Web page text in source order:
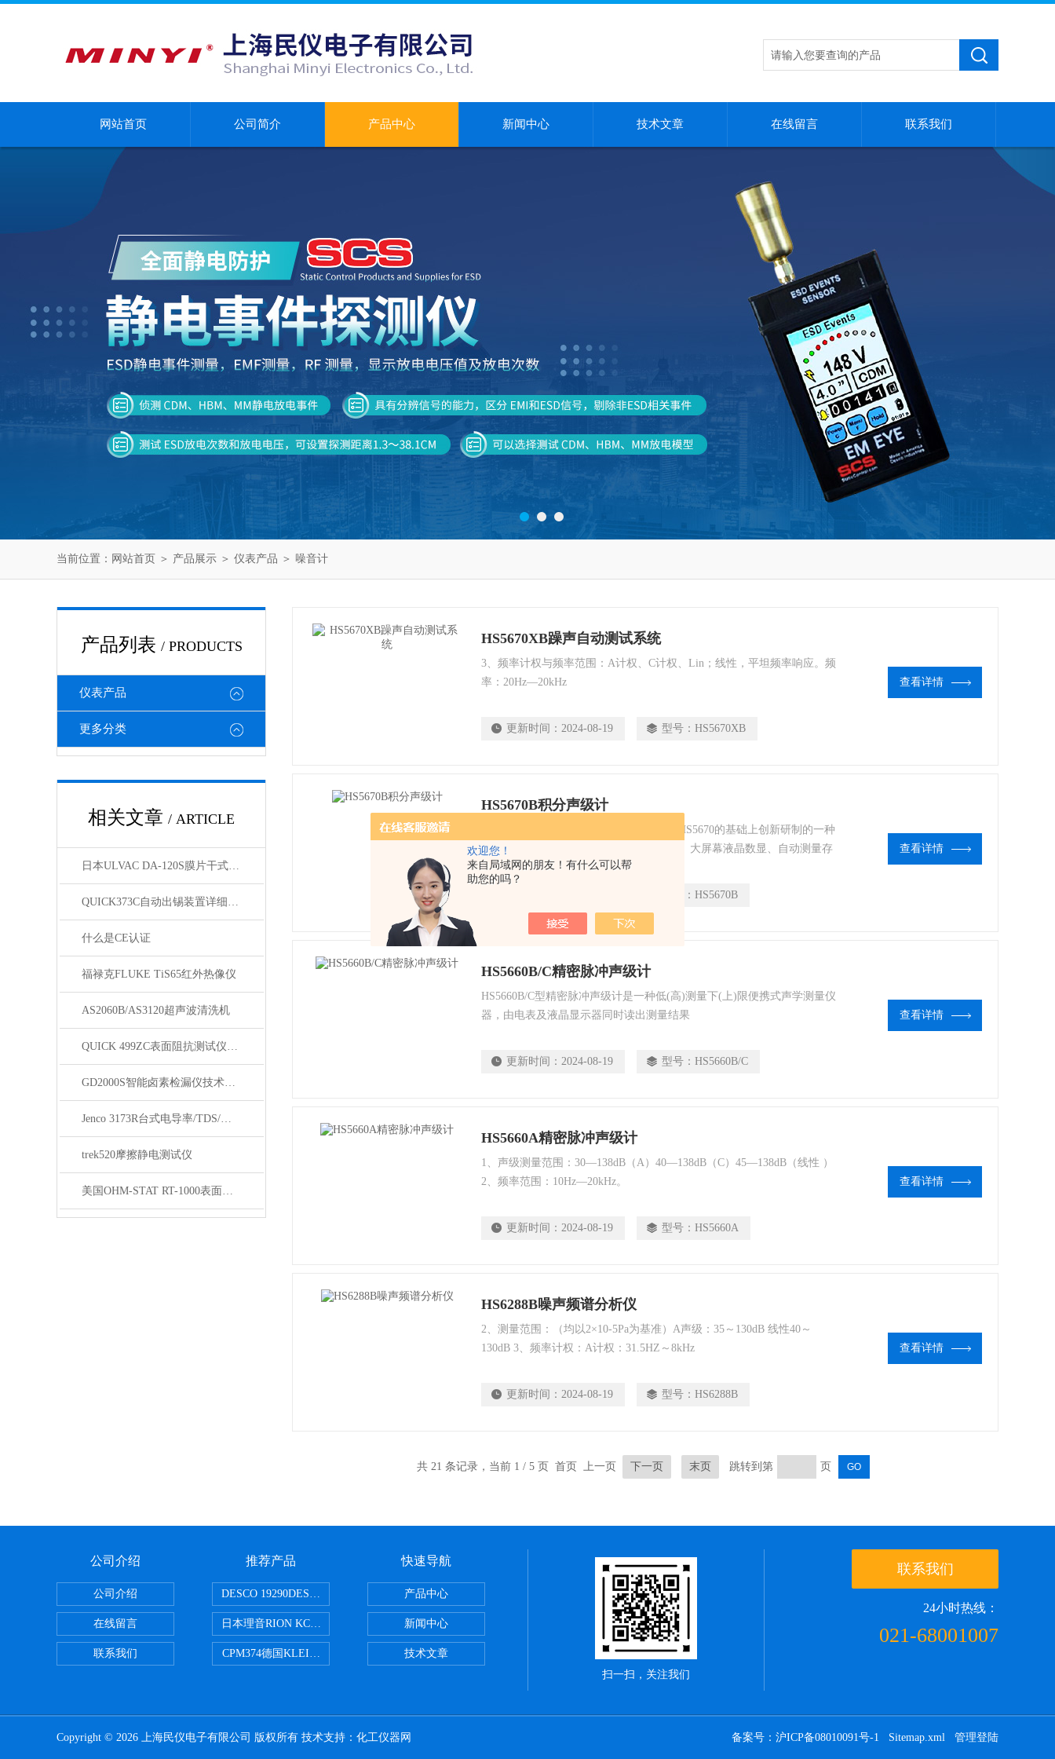
欢迎您！
来自局域网的朋友！有什么可以帮
助您的吗？
网站首页 公司简介 产品中心 新闻中心 技术文章 在线留言 联系我们
当前位置： 网站首页 ＞ 产品展示 ＞ 仪表产品 ＞ 噪音计
产品列表 / PRODUCTS
仪表产品
更多分类
相关文章 / ARTICLE
日本ULVAC DA-120S膜片干式真空泵技术资料
QUICK373C自动出锡装置详细参数
什么是CE认证
福禄克FLUKE TiS65红外热像仪
AS2060B/AS3120超声波清洗机
QUICK 499ZC表面阻抗测试仪技术参数
GD2000S智能卤素检漏仪技术资料
Jenco 3173R台式电导率/TDS/盐度测试仪
trek520摩擦静电测试仪
美国OHM-STAT RT-1000表面电阻测量仪技术参数
HS5670XB躁声自动测试系统
3、频率计权与频率范围：A计权、C计权、Lin；线性，平坦频率响应。频
率：20Hz—20kHz
更新时间： 2024-08-19 型号： HS5670XB
查看详情
HS5670B积分声级计
HS5670B型积分声级计是在我厂主导产品HS5670的基础上创新研制的一种
精密声学测量仪器，具有量程动态范围大、大屏幕液晶数显、自动测量存
储各种数据等特点，外接滤波器能自动进行1/3及1/1频谱分析，通过
RS232C串口
型号： HS5670B
查看详情
HS5660B/C精密脉冲声级计
HS5660B/C型精密脉冲声级计是一种低(高)测量下(上)限便携式声学测量仪
器，由电表及液晶显示器同时读出测量结果
更新时间： 2024-08-19 型号： HS5660B/C
查看详情
HS5660A精密脉冲声级计
1、声级测量范围：30—138dB（A）40—138dB（C）45—138dB（线性 ）
2、频率范围：10Hz—20kHz。
更新时间： 2024-08-19 型号： HS5660A
查看详情
HS6288B噪声频谱分析仪
2、测量范围：（均以2×10-5Pa为基准）A声级：35～130dB 线性40～
130dB 3、频率计权：A计权：31.5HZ～8kHz
更新时间： 2024-08-19 型号： HS6288B
查看详情
共 21 条记录，当前 1 / 5 页 首页 上一页 下一页 末页 跳转到第 页
公司介绍
公司介绍
在线留言
联系我们
推荐产品
DESCO 19290DESCO 19290重锤式表面电阻测试仪
日本理音RION KC-51/KC-52便携式激光粒子计数器
CPM374德国KLEINWAECHTER CPM374静电平板监测器
快速导航
产品中心
新闻中心
技术文章
扫一扫，关注我们
联系我们
24小时热线：
021-68001007
Copyright © 2026 上海民仪电子有限公司 版权所有 技术支持： 化工仪器网 备案号：沪ICP备08010091号-1 Sitemap.xml 管理登陆